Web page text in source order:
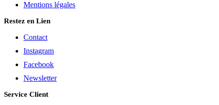
Mentions légales
Restez en Lien
Contact
Instagram
Facebook
Newsletter
Service Client